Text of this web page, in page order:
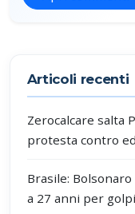
Articoli recenti
Zerocalcare salta
protesta contro
Brasile:
a 27 anni per